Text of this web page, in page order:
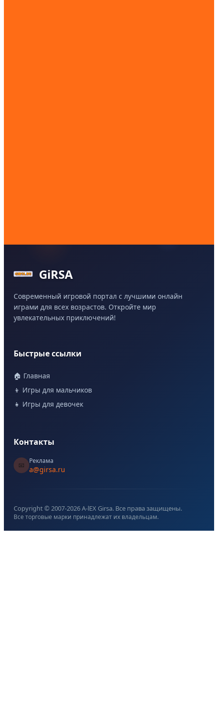
GiRSA
Современный игровой портал с лучшими онлайн
играми для всех возрастов. Откройте мир
увлекательных приключений!
Быстрые ссылки
🏠 Главная
👦 Игры для мальчиков
👧 Игры для девочек
Контакты
📧
Реклама
a@girsa.ru
Copyright © 2007-2026A-lEX Girsa. Все права защищены.
Все торговые марки принадлежат их владельцам.